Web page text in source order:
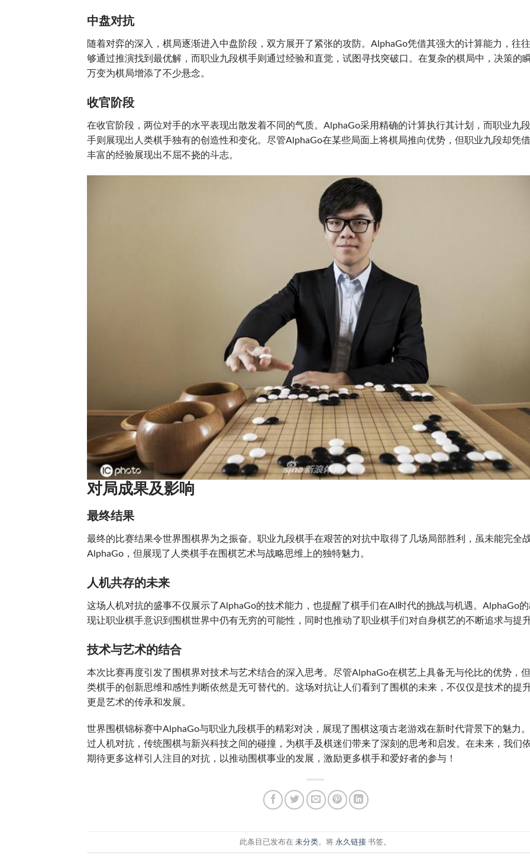
中盘对抗
随着对弈的深入，棋局逐渐进入中盘阶段，双方展开了紧张的攻防。AlphaGo凭借其强大的计算能力，往
够通过推演找到最优解，而职业九段棋手则通过经验和直觉，试图寻找突破口。在复杂的棋局中，决策的
万变为棋局增添了不少悬念。
收官阶段
在收官阶段，两位对手的水平表现出散发着不同的气质。AlphaGo采用精确的计算执行其计划，而职业九
手则展现出人类棋手独有的创造性和变化。尽管AlphaGo在某些局面上将棋局推向优势，但职业九段却凭
丰富的经验展现出不屈不挠的斗志。
对局成果及影响
最终结果
最终的比赛结果令世界围棋界为之振奋。职业九段棋手在艰苦的对抗中取得了几场局部胜利，虽未能完全
AlphaGo，但展现了人类棋手在围棋艺术与战略思维上的独特魅力。
人机共存的未来
这场人机对抗的盛事不仅展示了AlphaGo的技术能力，也提醒了棋手们在AI时代的挑战与机遇。AlphaGo
现让职业棋手意识到围棋世界中仍有无穷的可能性，同时也推动了职业棋手们对自身棋艺的不断追求与提
技术与艺术的结合
本次比赛再度引发了围棋界对技术与艺术结合的深入思考。尽管AlphaGo在棋艺上具备无与伦比的优势，
类棋手的创新思维和感性判断依然是无可替代的。这场对抗让人们看到了围棋的未来，不仅仅是技术的提
更是艺术的传承和发展。
世界围棋锦标赛中AlphaGo与职业九段棋手的精彩对决，展现了围棋这项古老游戏在新时代背景下的魅力
过人机对抗，传统围棋与新兴科技之间的碰撞，为棋手及棋迷们带来了深刻的思考和启发。在未来，我们
期待更多这样引人注目的对抗，以推动围棋事业的发展，激励更多棋手和爱好者的参与！
此条目已发布在未分类。将永久链接 书签。